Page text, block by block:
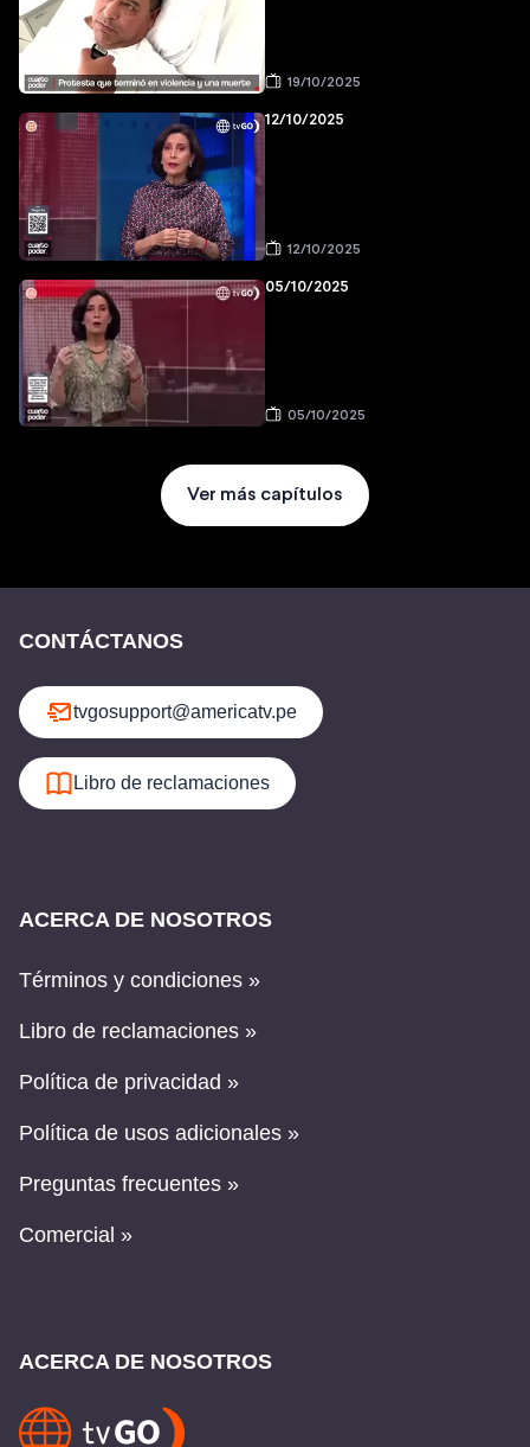
19/10/2025
12/10/2025
12/10/2025
05/10/2025
05/10/2025
Ver más capítulos
CONTÁCTANOS
tvgosupport@americatv.pe
Libro de reclamaciones
ACERCA DE NOSOTROS
Términos y condiciones »
Libro de reclamaciones »
Política de privacidad »
Política de usos adicionales »
Preguntas frecuentes »
Comercial »
ACERCA DE NOSOTROS